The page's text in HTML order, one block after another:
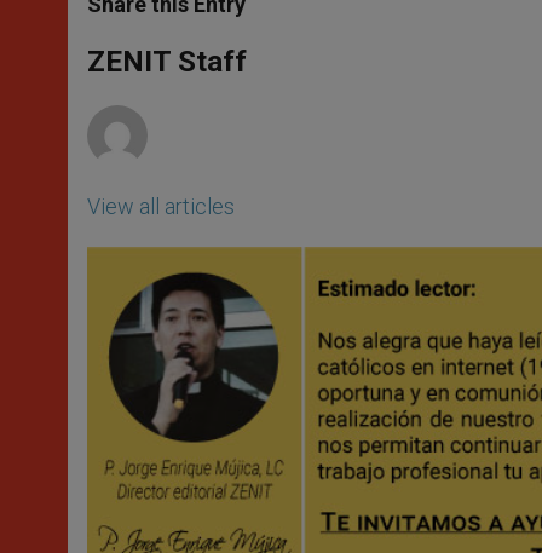
s
p
p
e
g
e
b
o
k
ZENIT Staff
View all articles